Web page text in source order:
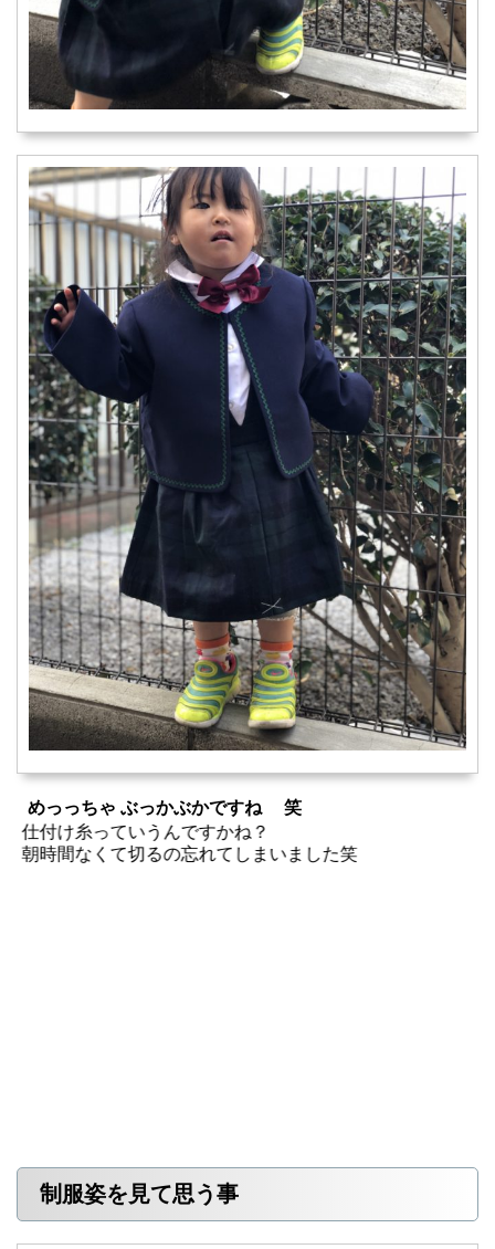
めっっちゃ ぶっかぶかですね 笑
仕付け糸っていうんですかね？
朝時間なくて切るの忘れてしまいました笑
制服姿を見て思う事